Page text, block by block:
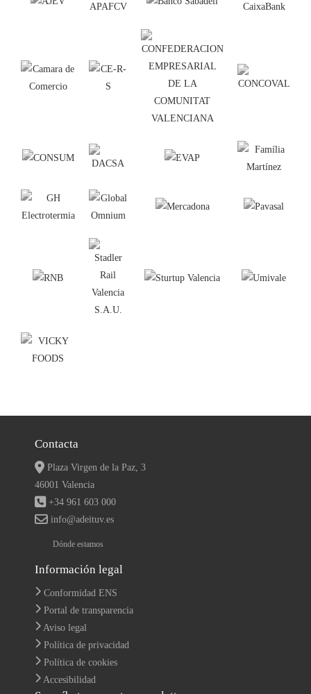
Contacta
Plaza Virgen de la Paz, 3
46001 Valencia
+34 961 603 000
info@adeituv.es
Dónde estamos
Información legal
Conformidad ENS
Portal de transparencia
Aviso legal
Política de privacidad
Política de cookies
Accesibilidad